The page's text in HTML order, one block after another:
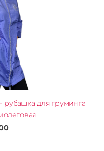
рубашка для груминга